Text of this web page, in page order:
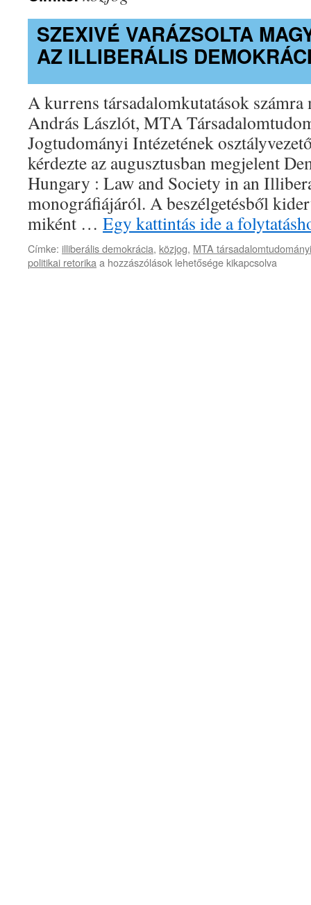
SZEXIVÉ VARÁZSOLTA
AZ ILLIBERÁLIS
A kurrens társadalomkutatások számra
András Lászlót, MTA
Jogtudományi Intézetének
kérdezte az augusztusban megjelent
Hungary : Law and Society in an
monográfiájáról. A beszélgetésből
miként … Egy kattintás ide a
Címke: illiberális demokrácia, közjog, MTA
politikai retorikaSzexivé
a hozzászólások lehetősége kikapcsolva